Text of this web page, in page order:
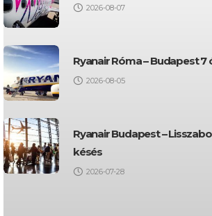
2026-08-07
Ryanair Róma – Budapest 7
2026-08-05
Ryanair Budapest –
késés
2026-07-28